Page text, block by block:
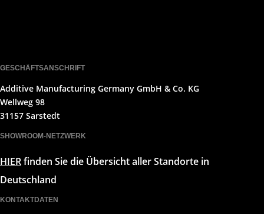
GESCHÄFTSANSCHRIFT
Additive Manufacturing Germany GmbH & Co. KG
Wellweg 98
31157 Sarstedt
SHOWROOM-NETZWERK
HIERfinden Sie die Übersicht aller Standorte in
Deutschland
KONTAKTDATEN